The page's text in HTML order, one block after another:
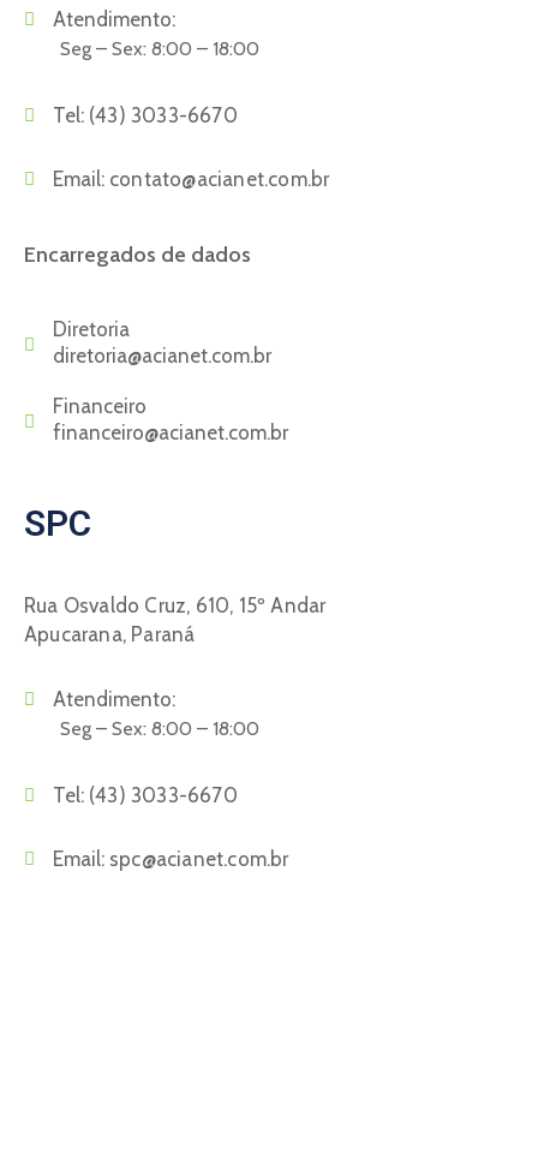
Atendimento:
Seg – Sex: 8:00 – 18:00
Tel: (43) 3033-6670
Email: contato@acianet.com.br
Encarregados de dados
Diretoria
diretoria@acianet.com.br
Financeiro
financeiro@acianet.com.br
SPC
Rua Osvaldo Cruz, 610, 15º Andar
Apucarana, Paraná
Atendimento:
Seg – Sex: 8:00 – 18:00
Tel: (43) 3033-6670
Email: spc@acianet.com.br